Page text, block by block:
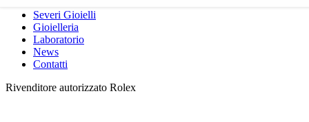
Severi Gioielli
Gioielleria
Laboratorio
News
Contatti
Rivenditore autorizzato Rolex